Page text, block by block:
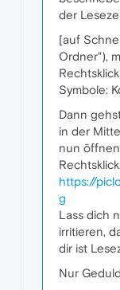
der
[auf
Ordner"),
Symbole:
Dann
in der
nun
https://
g
Lass dich
irritieren,
dir ist
Nur